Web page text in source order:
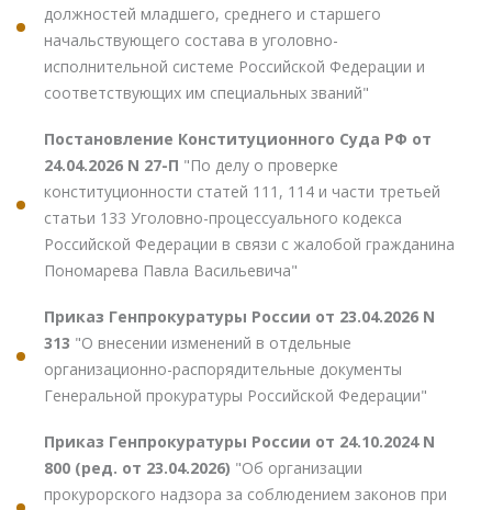
должностей младшего, среднего и старшего
начальствующего состава в уголовно-
исполнительной системе Российской Федерации и
соответствующих им специальных званий"
Постановление Конституционного Суда РФ от
24.04.2026 N 27-П "По делу о проверке
конституционности статей 111, 114 и части третьей
статьи 133 Уголовно-процессуального кодекса
Российской Федерации в связи с жалобой гражданина
Пономарева Павла Васильевича"
Приказ Генпрокуратуры России от 23.04.2026 N
313 "О внесении изменений в отдельные
организационно-распорядительные документы
Генеральной прокуратуры Российской Федерации"
Приказ Генпрокуратуры России от 24.10.2024 N
800 (ред. от 23.04.2026) "Об организации
прокурорского надзора за соблюдением законов при